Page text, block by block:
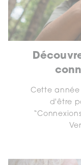
Cette année
d'être